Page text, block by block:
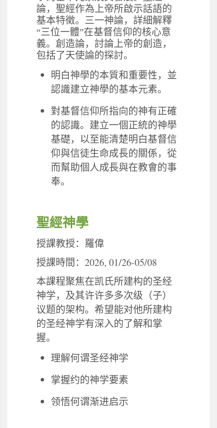
論，聖經作為上帝所啟示話語的
基本特徵。三一神論，詳細解釋
“三位一體”在基督信仰的核心意
義。創造論，討論上帝的創造，
包括了天使論的探討。
明白神學的本質和重要性，並
認識建立神學的基本元素。
對基督信仰所指向的神有正確
的認識。建立一個正統的神學
基礎，以至能清楚明白基督信
仰與信徒生命成長的關係，從
而幫助個人成長與在教會的事
奉。
聖經神學
授課教授：羅偉
授課時間： 2026, 01/26-05/08
本課程聚焦在凯氏所建构的圣经
神学，及其许许多多次级（子）
议题的架构。希望能对他所建构
的圣经神学有深入的了解和掌
握。
理解何谓圣经神学
掌握约的神学要素
领悟何谓渐进启示